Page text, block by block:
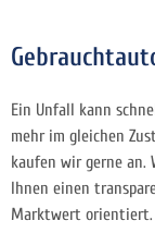
Ein Unfall kann
mehr im gleichen
kaufen wir gerne
Ihnen einen
Marktwert orientiert.